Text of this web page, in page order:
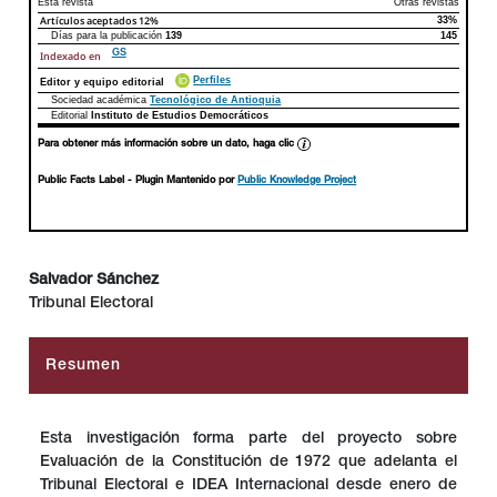
Esta revista
Otras revistas
Artículos aceptados 12%
33%
Días para la publicación139 145
Indexado en GS
Editor y equipo editorial
Perfiles
Sociedad académicaTecnológico de Antioquia
Editorial
Instituto de Estudios Democráticos
Para obtener más información sobre un dato, haga clic
Public Facts Label - Plugin Mantenido por Public Knowledge Project
Salvador Sánchez
Tribunal Electoral
Resumen
Esta investigación forma parte del proyecto sobre
Evaluación de la Constitución de 1972 que adelanta el
Tribunal Electoral e IDEA Internacional desde enero de